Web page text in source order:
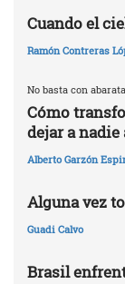
Cuando el
Ramón Contreras
No basta con
Cómo
dejar a nadie
Alberto Garzón
Alguna vez
Guadi Calvo
Brasil